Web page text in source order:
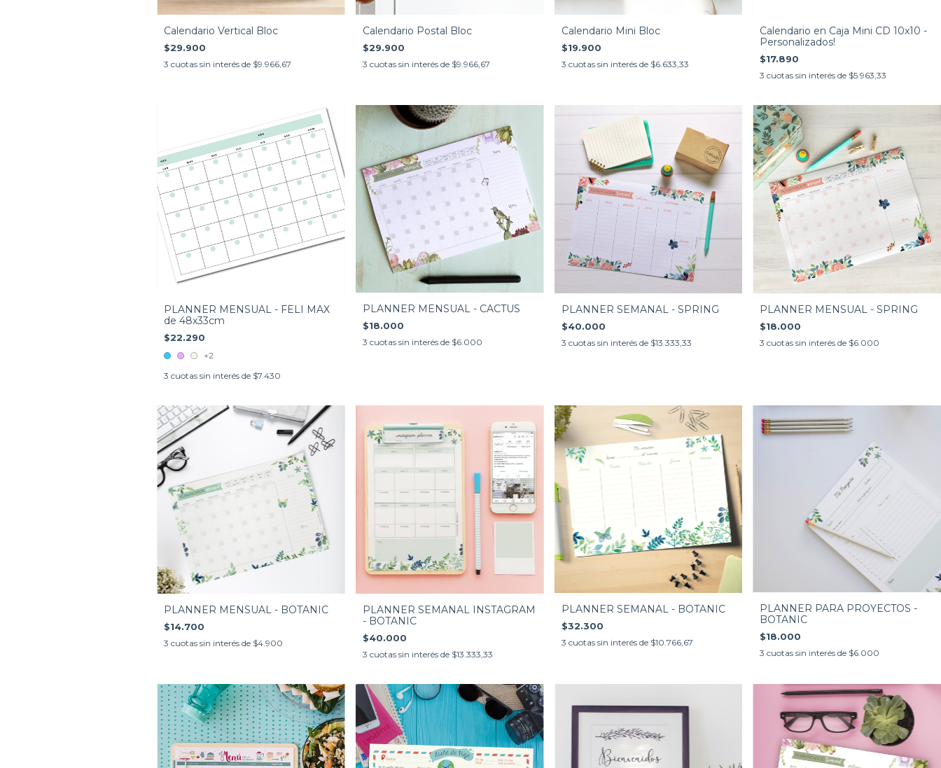
Calendario Vertical Bloc
$29.900
3 cuotas sin interés de $9.966,67
Calendario Postal Bloc
$29.900
3 cuotas sin interés de $9.966,67
Calendario Mini Bloc
$19.900
3 cuotas sin interés de $6.633,33
Calendario en Caja Mini CD 10x10 -
Personalizados!
$17.890
3 cuotas sin interés de $5.963,33
PLANNER MENSUAL - FELI MAX
de 48x33cm
$22.290
+2
3 cuotas sin interés de $7.430
PLANNER MENSUAL - CACTUS
$18.000
3 cuotas sin interés de $6.000
PLANNER SEMANAL - SPRING
$40.000
3 cuotas sin interés de $13.333,33
PLANNER MENSUAL - SPRING
$18.000
3 cuotas sin interés de $6.000
PLANNER MENSUAL - BOTANIC
$14.700
3 cuotas sin interés de $4.900
PLANNER SEMANAL INSTAGRAM
- BOTANIC
$40.000
3 cuotas sin interés de $13.333,33
PLANNER SEMANAL - BOTANIC
$32.300
3 cuotas sin interés de $10.766,67
PLANNER PARA PROYECTOS -
BOTANIC
$18.000
3 cuotas sin interés de $6.000